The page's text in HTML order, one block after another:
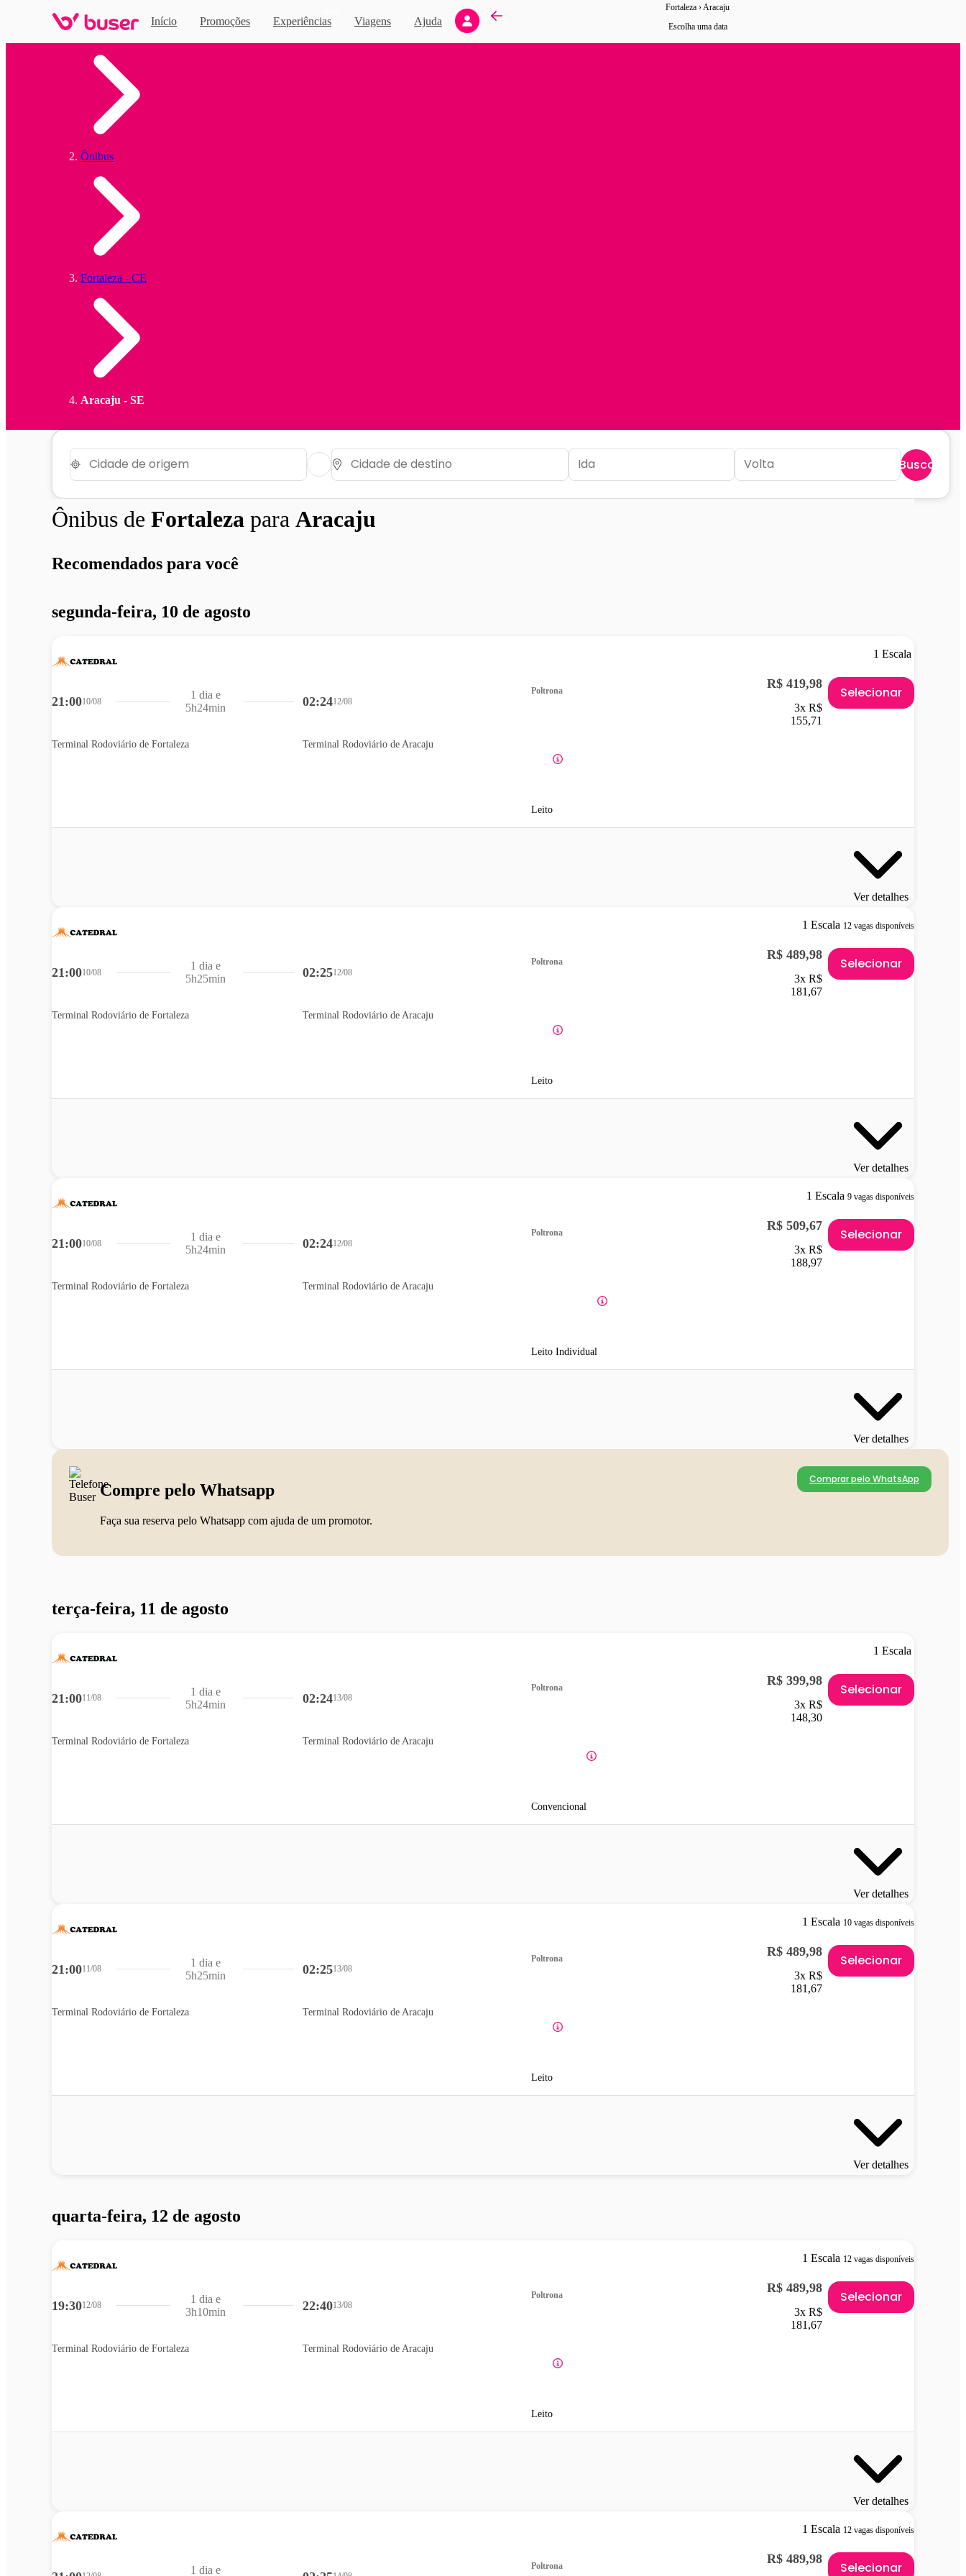
Início Promoções Experiências Viagens Ajuda
Fortaleza › Aracaju
Escolha uma data
Ônibus
Fortaleza - CE
Aracaju - SE
Buscar
Ônibus de Fortaleza para Aracaju
Recomendados para você
segunda-feira, 10 de agosto
1 Escala
21:0010/08
Terminal Rodoviário de Fortaleza
02:2412/08
Terminal Rodoviário de Aracaju
1 dia e
5h24min
Poltrona
Leito
R$ 419,98
3x R$
155,71
Selecionar
Ver detalhes
1 Escala 12 vagas disponíveis
21:0010/08
Terminal Rodoviário de Fortaleza
02:2512/08
Terminal Rodoviário de Aracaju
1 dia e
5h25min
Poltrona
Leito
R$ 489,98
3x R$
181,67
Selecionar
Ver detalhes
1 Escala 9 vagas disponíveis
21:0010/08
Terminal Rodoviário de Fortaleza
02:2412/08
Terminal Rodoviário de Aracaju
1 dia e
5h24min
Poltrona
Leito Individual
R$ 509,67
3x R$
188,97
Selecionar
Ver detalhes
Compre pelo Whatsapp
Faça sua reserva pelo Whatsapp com ajuda de um promotor.
Comprar pelo WhatsApp
terça-feira, 11 de agosto
1 Escala
21:0011/08
Terminal Rodoviário de Fortaleza
02:2413/08
Terminal Rodoviário de Aracaju
1 dia e
5h24min
Poltrona
Convencional
R$ 399,98
3x R$
148,30
Selecionar
Ver detalhes
1 Escala 10 vagas disponíveis
21:0011/08
Terminal Rodoviário de Fortaleza
02:2513/08
Terminal Rodoviário de Aracaju
1 dia e
5h25min
Poltrona
Leito
R$ 489,98
3x R$
181,67
Selecionar
Ver detalhes
quarta-feira, 12 de agosto
1 Escala 12 vagas disponíveis
19:3012/08
Terminal Rodoviário de Fortaleza
22:4013/08
Terminal Rodoviário de Aracaju
1 dia e
3h10min
Poltrona
Leito
R$ 489,98
3x R$
181,67
Selecionar
Ver detalhes
1 Escala 12 vagas disponíveis
1 dia e Poltrona R$ 489,98
Selecionar